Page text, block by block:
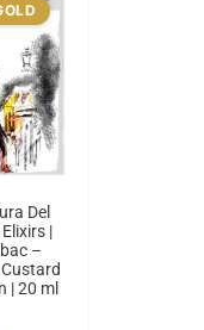
Del
|
–
| 20 ml